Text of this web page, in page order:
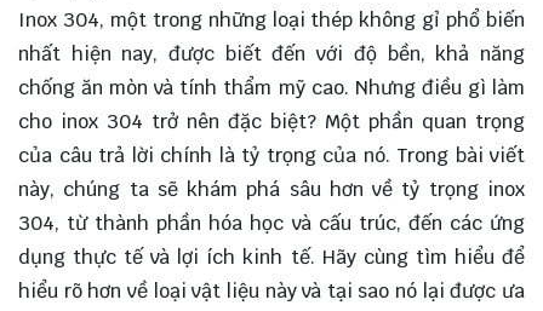
Inox 304, một trong những loại thép không gỉ phổ biến
nhất hiện nay, được biết đến với độ bền, khả năng
chống ăn mòn và tính thẩm mỹ cao. Nhưng điều gì làm
cho inox 304 trở nên đặc biệt? Một phần quan trọng
của câu trả lời chính là tỷ trọng của nó. Trong bài viết
này, chúng ta sẽ khám phá sâu hơn về tỷ trọng inox
304, từ thành phần hóa học và cấu trúc, đến các ứng
dụng thực tế và lợi ích kinh tế. Hãy cùng tìm hiểuđể
hiểu rõ hơn về loại vật liệu này và tại sao nó lại được ưa